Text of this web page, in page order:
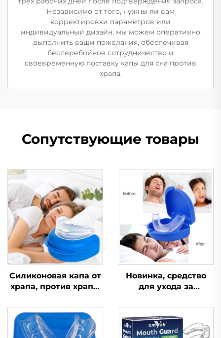
Независимо от того, нужны ли вам
корректировки параметров или
индивидуальный дизайн, мы можем оперативно
выполнить ваши пожелания, обеспечивая
бесперебойное сотрудничество и
своевременную поставку капы для сна против
храпа.
Сопутствующие товары
Силиконовая капа от
храпа, против храпа,
бруксизма, средство
для сна,
ортодонтическая
Новинка, средство
для ухода за
устройство для
помощи во сне,
улучшает качество